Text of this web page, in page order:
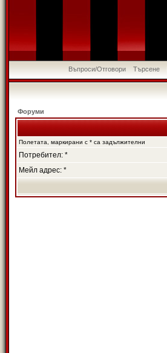
Въпроси/Отговори Търсене
Форуми
Полетата, маркирани с * са задължителни
Потребител: *
Мейл адрес: *